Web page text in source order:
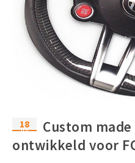
18
jul
Custom
ontwikkeld voor